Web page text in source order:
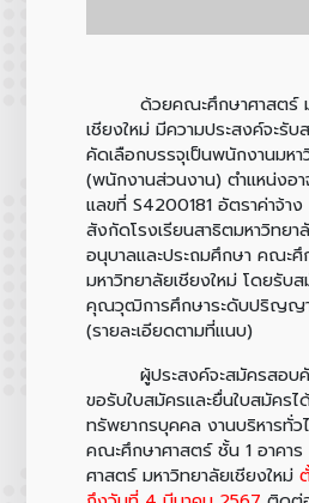
ด้วยคณะศึกษาศาสตร์ ม
เชียงใหม่ มีความประสงค์จะรั
คัดเลือกบรรจุเป็นพนักงานมหา
(พนักงานส่วนงาน) ตำแหน่งอ
แลขที่ S4200181 อัตราค่าจ้า
สังกัดโรงเรียนสาธิตมหาวิทยา
อนุบาลและประถมศึกษา คณะศึ
มหาวิทยาลัยเชียงใหม่ โดยรับ
คุณวุฒิการศึกษาระดับปริญญา
(รายละเอียดตามที่แนบ)
ผู้ประสงค์จะสมัครสอบคั
ขอรับใบสมัครและยื่นใบสมัครไ
ทรัพยากรบุคคล งานบริหารทั่
คณะศึกษาศาสตร์ ชั้น 1 อาคา
ศาสตร์ มหาวิทยาลัยเชียงใหม่